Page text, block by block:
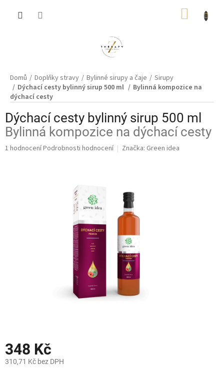
Domů Doplňky stravy Bylinné sirupy a čaje
Sirupy
Dýchací cesty bylinný sirup 500 ml
Bylinná kompozice na
dýchací cesty
Dýchací cesty bylinný sirup 500 ml
Bylinná kompozice na dýchací cesty
Průměrné
1 hodnoceníPodrobnosti hodnocení Značka: Green idea
348 Kč
310,71 Kč bez DPH